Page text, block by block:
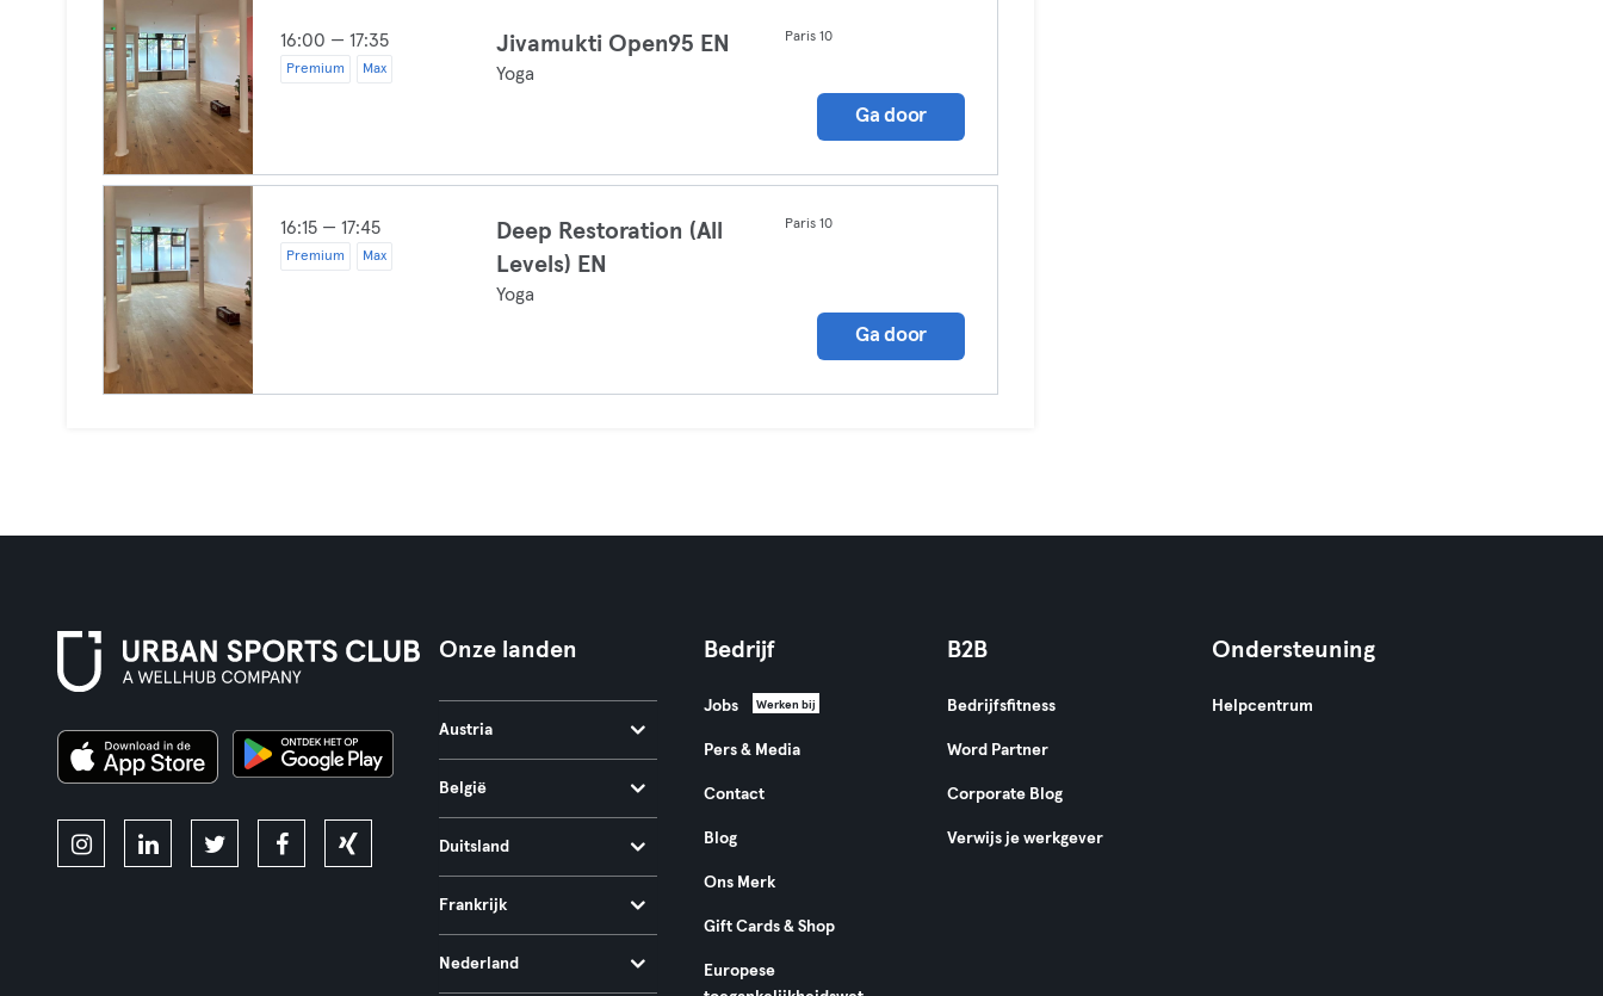
16:00 — 17:35
Premium Max
Jivamukti Open95 EN
Yoga
Paris 10
Ga door
16:15 — 17:45
Premium Max
Deep Restoration (All
Levels) EN
Yoga
Paris 10
Ga door
Onze landen
Austria
België
Duitsland
Frankrijk
Nederland
Bedrijf
Jobs Werken bij
Pers & Media
Contact
Blog
Ons Merk
Gift Cards & Shop
Europese
B2B
Bedrijfsfitness
Word Partner
Corporate Blog
Verwijs je werkgever
Ondersteuning
Helpcentrum